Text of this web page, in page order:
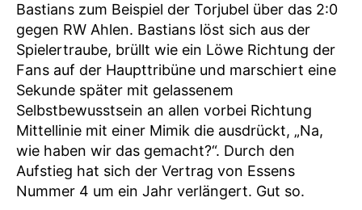
Bastians zum Beispiel der Torjubel über das 2:0
gegen RW Ahlen. Bastians löst sich aus der
Spielertraube, brüllt wie ein Löwe Richtung der
Fans auf der Haupttribüne und marschiert eine
Sekunde später mit gelassenem
Selbstbewusstsein an allen vorbei Richtung
Mittellinie mit einer Mimik die ausdrückt, „Na,
wie haben wir das gemacht?“. Durch den
Aufstieg hat sich der Vertrag von Essens
Nummer 4 um ein Jahr verlängert. Gut so.